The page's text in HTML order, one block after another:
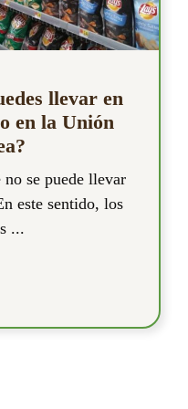
llevar en
en la Unión
no se puede llevar
este sentido, los
...